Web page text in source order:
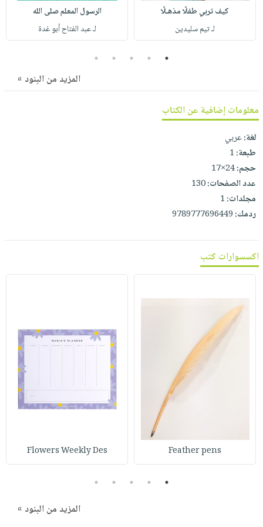
صابون
مناسبات
فيديوهات
يتكرر
نيل
وفرات
كتابك
تواصل
معنا
كيف تربي طفلًا مذهـلًا
لـ تيم سليدين
الرسول المعلم صلى الله
لـ عبد الفتاح أبو غدة
1
2
3
4
5
المزيد من البنود »
معلومات إضافية عن الكتاب
لغة:عربي
طبعة:1
حجم:24×17
عدد الصفحات:130
مجلدات:1
ردمك:9789777696449
اكسسوارات كتب
Feather pens
Flowers Weekly Des
1
2
3
4
5
المزيد من البنود »